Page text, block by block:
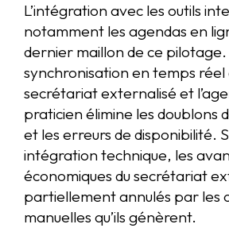
L’intégration avec les outils
notamment les agendas en
dernier maillon de ce
synchronisation en temps
secrétariat externalisé et
praticien élimine les doublons
et les erreurs de disponibilité.
intégration technique, les
économiques du secrétariat
partiellement annulés par les
manuelles qu’ils génèrent.